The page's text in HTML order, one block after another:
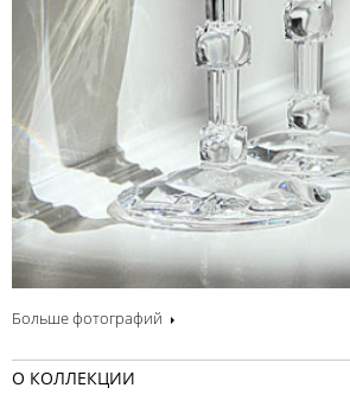
Больше фотографий
О КОЛЛЕКЦИИ